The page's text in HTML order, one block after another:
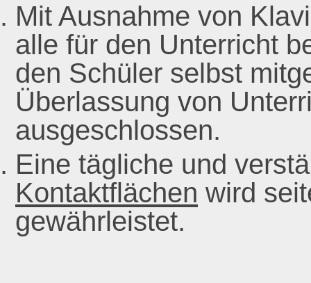
Mit Ausnahme von
alle für den Unterricht
den Schüler selbst
Überlassung von
ausgeschlossen.
Eine tägliche und
Kontaktflächen wird
gewährleistet.